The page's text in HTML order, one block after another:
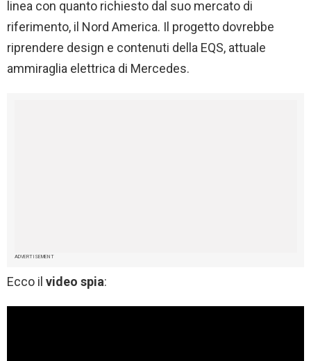
linea con quanto richiesto dal suo mercato di
riferimento, il Nord America. Il progetto dovrebbe
riprendere design e contenuti della EQS, attuale
ammiraglia elettrica di Mercedes.
ADVERTISEMENT
Ecco il video spia: